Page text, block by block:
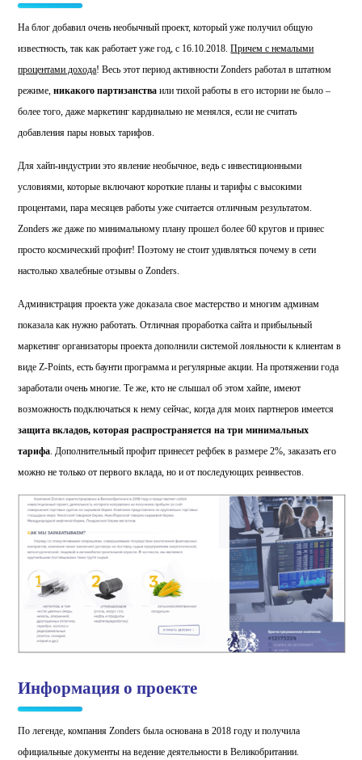
На блог добавил очень необычный проект, который уже получил общую
известность, так как работает уже год, с 16.10.2018.Причем с немалыми
процентами дохода! Весь этот период активности Zonders работал в штатном
режиме, никакого партизанстваили тихой работы в его истории не было –
более того, даже маркетинг кардинально не менялся, если не считать
добавления пары новых тарифов.
Для хайп-индустрии это явление необычное, ведь с инвестиционными
условиями, которые включают короткие планы и тарифы с высокими
процентами, пара месяцев работы уже считается отличным результатом.
Zonders же даже по минимальному плану прошел более 60 кругов и принес
просто космический профит! Поэтому не стоит удивляться почему в сети
настолько хвалебные отзывы о Zonders.
Администрация проекта уже доказала свое мастерство и многим админам
показала как нужно работать. Отличная проработка сайта и прибыльный
маркетинг организаторы проекта дополнили системой лояльности к клиентам в
виде Z-Points, есть баунти программа и регулярные акции. На протяжении года
заработали очень многие. Те же, кто не слышал об этом хайпе, имеют
возможность подключаться к нему сейчас, когда для моих партнеров имеется
защита вкладов, которая распространяется на три минимальных
тарифа. Дополнительный профит принесет рефбек в размере 2%, заказать его
можно не только от первого вклада, но и от последующих реинвестов.
Информация о проекте
По легенде, компания Zonders была основана в 2018 году и получила
официальные документы на ведение деятельности в Великобритании.